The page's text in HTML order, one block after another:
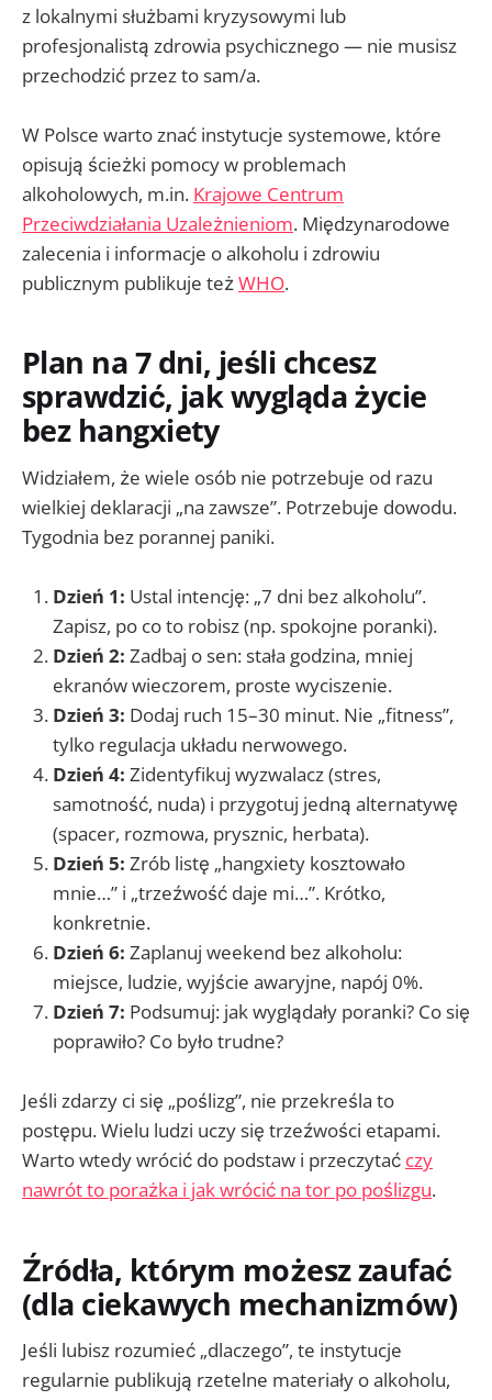
z lokalnymi służbami kryzysowymi lub
profesjonalistą zdrowia psychicznego — nie musisz
przechodzić przez to sam/a.
W Polsce warto znać instytucje systemowe, które
opisują ścieżki pomocy w problemach
alkoholowych, m.in. Krajowe Centrum
Przeciwdziałania Uzależnieniom. Międzynarodowe
zalecenia i informacje o alkoholu i zdrowiu
publicznym publikuje teżWHO.
Plan na 7 dni, jeśli chcesz
sprawdzić, jak wygląda życie
bez hangxiety
Widziałem, że wiele osób nie potrzebuje od razu
wielkiej deklaracji „na zawsze”. Potrzebuje dowodu.
Tygodnia bez porannej paniki.
Dzień 1: Ustal intencję: „7 dni bez alkoholu”.
Zapisz, po co to robisz (np. spokojne poranki).
Dzień 2: Zadbaj o sen: stała godzina, mniej
ekranów wieczorem, proste wyciszenie.
Dzień 3: Dodaj ruch 15–30 minut. Nie „fitness”,
tylko regulacja układu nerwowego.
Dzień 4: Zidentyfikuj wyzwalacz (stres,
samotność, nuda) i przygotuj jedną alternatywę
(spacer, rozmowa, prysznic, herbata).
Dzień 5: Zrób listę „hangxiety kosztowało
mnie…” i „trzeźwość daje mi…”. Krótko,
konkretnie.
Dzień 6: Zaplanuj weekend bez alkoholu:
miejsce, ludzie, wyjście awaryjne, napój 0%.
Dzień 7: Podsumuj: jak wyglądały poranki? Co się
poprawiło? Co było trudne?
Jeśli zdarzy ci się „poślizg”, nie przekreśla to
postępu. Wielu ludzi uczy się trzeźwości etapami.
Warto wtedy wrócić do podstaw i przeczytać czy
nawrót to porażka i jak wrócić na tor po poślizgu.
Źródła, którym możesz zaufać
(dla ciekawych mechanizmów)
Jeśli lubisz rozumieć „dlaczego”, te instytucje
regularnie publikują rzetelne materiały o alkoholu,